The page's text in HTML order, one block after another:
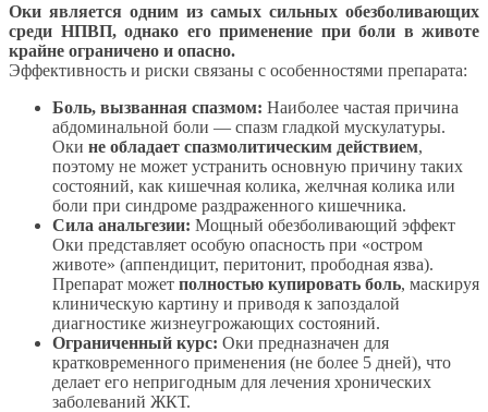
Оки является одним из самых сильных обезболивающих
среди НПВП, однако его применение при боли в животе
крайне ограничено и опасно.
Эффективность и риски связаны с особенностями препарата:
Боль, вызванная спазмом: Наиболее частая причина
абдоминальной боли — спазм гладкой мускулатуры.
Оки не обладает спазмолитическим действием,
поэтому не может устранить основную причину таких
состояний, как кишечная колика, желчная колика или
боли при синдроме раздраженного кишечника.
Сила анальгезии: Мощный обезболивающий эффект
Оки представляет особую опасность при «остром
животе» (аппендицит, перитонит, прободная язва).
Препарат может полностью купировать боль, маскируя
клиническую картину и приводя к запоздалой
диагностике жизнеугрожающих состояний.
Ограниченный курс: Оки предназначен для
кратковременного применения (не более 5 дней), что
делает его непригодным для лечения хронических
заболеваний ЖКТ.